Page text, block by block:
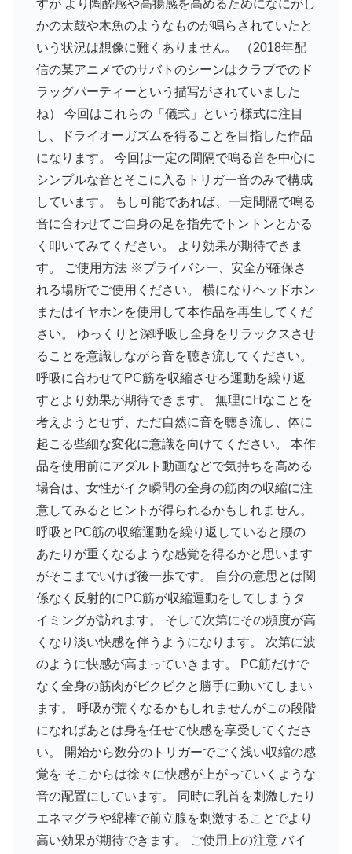
すが より陶酔感や高揚感を高めるためになにがし
かの太鼓や木魚のようなものが鳴らされていたと
いう状況は想像に難くありません。 （2018年配
信の某アニメでのサバトのシーンはクラブでのド
ラッグパーティーという描写がされていました
ね） 今回はこれらの「儀式」という様式に注目
し、ドライオーガズムを得ることを目指した作品
になります。 今回は一定の間隔で鳴る音を中心に
シンプルな音とそこに入るトリガー音のみで構成
しています。 もし可能であれば、一定間隔で鳴る
音に合わせてご自身の足を指先でトントンとかる
く叩いてみてください。 より効果が期待できま
す。 ご使用方法 ※プライバシー、安全が確保さ
れる場所でご使用ください。 横になりヘッドホン
またはイヤホンを使用して本作品を再生してくだ
さい。 ゆっくりと深呼吸し全身をリラックスさせ
ることを意識しながら音を聴き流してください。
呼吸に合わせてPC筋を収縮させる運動を繰り返
すとより効果が期待できます。 無理にHなことを
考えようとせず、ただ自然に音を聴き流し、体に
起こる些細な変化に意識を向けてください。 本作
品を使用前にアダルト動画などで気持ちを高める
場合は、女性がイク瞬間の全身の筋肉の収縮に注
意してみるとヒントが得られるかもしれません。
呼吸とPC筋の収縮運動を繰り返していると腰の
あたりが重くなるような感覚を得るかと思います
がそこまでいけば後一歩です。 自分の意思とは関
係なく反射的にPC筋が収縮運動をしてしまうタ
イミングが訪れます。 そして次第にその頻度が高
くなり淡い快感を伴うようになります。 次第に波
のように快感が高まっていきます。 PC筋だけで
なく全身の筋肉がビクビクと勝手に動いてしまい
ます。 呼吸が荒くなるかもしれませんがこの段階
になればあとは身を任せて快感を享受してくださ
い。 開始から数分のトリガーでごく浅い収縮の感
覚を そこからは徐々に快感が上がっていくような
音の配置にしています。 同時に乳首を刺激したり
エネマグラや綿棒で前立腺を刺激することでより
高い効果が期待できます。 ご使用上の注意 バイ